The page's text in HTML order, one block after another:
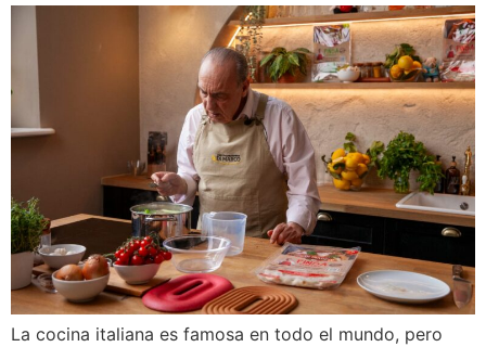
La cocina italiana es famosa en todo el mundo, pero